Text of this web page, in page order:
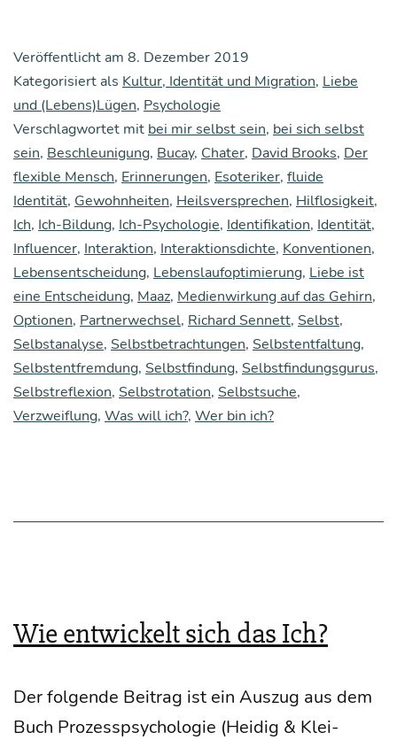
sucht,
fin­
det
nichts
Veröffentlicht am 8. Dezember 2019
Kategorisiert als Kultur, Identität und Migration, Liebe
und (Lebens)Lügen, Psychologie
Verschlagwortet mit bei mir selbst sein, bei sich selbst
sein, Beschleunigung, Bucay, Chater, David Brooks, Der
flexible Mensch, Erinnerungen, Esoteriker, fluide
Identität, Gewohnheiten, Heilsversprechen, Hilflosigkeit,
Ich, Ich-Bildung, Ich-Psychologie, Identifikation, Identität,
Influencer, Interaktion, Interaktionsdichte, Konventionen,
Lebensentscheidung, Lebenslaufoptimierung, Liebe ist
eine Entscheidung, Maaz, Medienwirkung auf das Gehirn,
Optionen, Partnerwechsel, Richard Sennett, Selbst,
Selbstanalyse, Selbstbetrachtungen, Selbstentfaltung,
Selbstentfremdung, Selbstfindung, Selbstfindungsgurus,
Selbstreflexion, Selbstrotation, Selbstsuche,
Verzweiflung, Was will ich?, Wer bin ich?
Wie entwickelt sich das Ich?
Der fol­gen­de Bei­trag ist ein Aus­zug aus dem
Buch Pro­zess­psy­cho­lo­gie (Hei­dig & Klei­